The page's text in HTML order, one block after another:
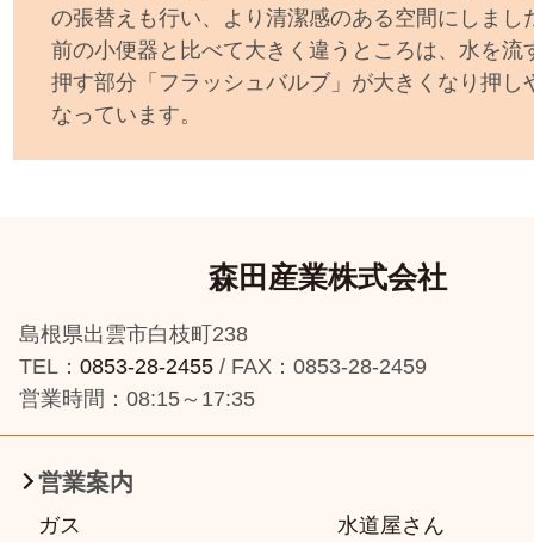
の張替えも行い、より清潔感のある空間にしまし
前の小便器と比べて大きく違うところは、水を流
押す部分「フラッシュバルブ」が大きくなり押し
なっています。
森田産業株式会社
島根県出雲市白枝町238
TEL： 0853-28-2455 / FAX：0853-28-2459
営業時間：08:15～17:35
営業案内
ガス
水道屋さん